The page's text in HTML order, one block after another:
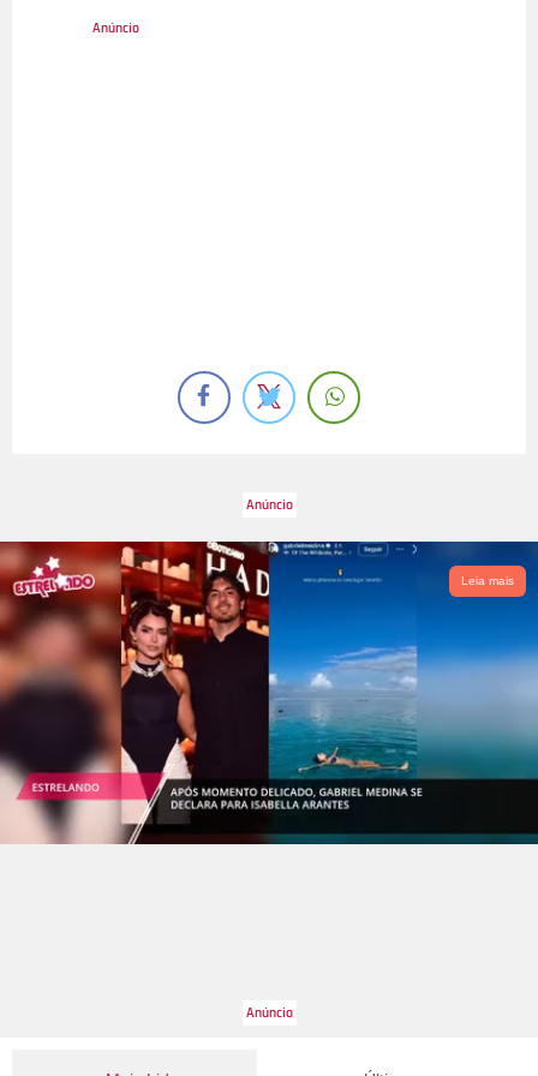
Leia mais